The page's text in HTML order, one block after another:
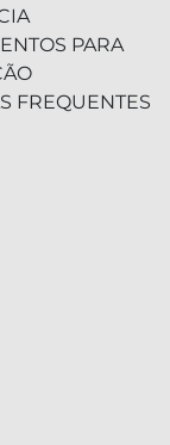
PARA
FREQUENTES